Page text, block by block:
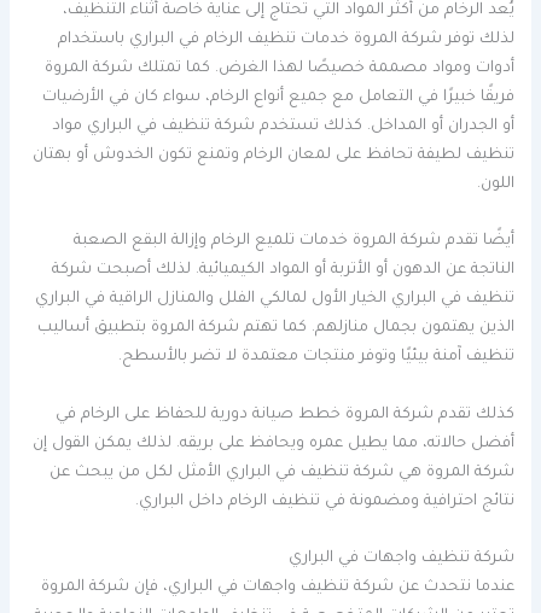
يُعد الرخام من أكثر المواد التي تحتاج إلى عناية خاصة أثناء التنظيف،
لذلك توفر شركة المروة خدمات تنظيف الرخام في البراري باستخدام
أدوات ومواد مصممة خصيصًا لهذا الغرض. كما تمتلك شركة المروة
فريقًا خبيرًا في التعامل مع جميع أنواع الرخام، سواء كان في الأرضيات
أو الجدران أو المداخل. كذلك تستخدم شركة تنظيف في البراري مواد
تنظيف لطيفة تحافظ على لمعان الرخام وتمنع تكون الخدوش أو بهتان
اللون.
أيضًا تقدم شركة المروة خدمات تلميع الرخام وإزالة البقع الصعبة
الناتجة عن الدهون أو الأتربة أو المواد الكيميائية. لذلك أصبحت شركة
تنظيف في البراري الخيار الأول لمالكي الفلل والمنازل الراقية في البراري
الذين يهتمون بجمال منازلهم. كما تهتم شركة المروة بتطبيق أساليب
تنظيف آمنة بيئيًا وتوفر منتجات معتمدة لا تضر بالأسطح.
كذلك تقدم شركة المروة خطط صيانة دورية للحفاظ على الرخام في
أفضل حالاته، مما يطيل عمره ويحافظ على بريقه. لذلك يمكن القول إن
شركة المروة هي شركة تنظيف في البراري الأمثل لكل من يبحث عن
نتائج احترافية ومضمونة في تنظيف الرخام داخل البراري.
شركة تنظيف واجهات في البراري
عندما نتحدث عن شركة تنظيف واجهات في البراري، فإن شركة المروة